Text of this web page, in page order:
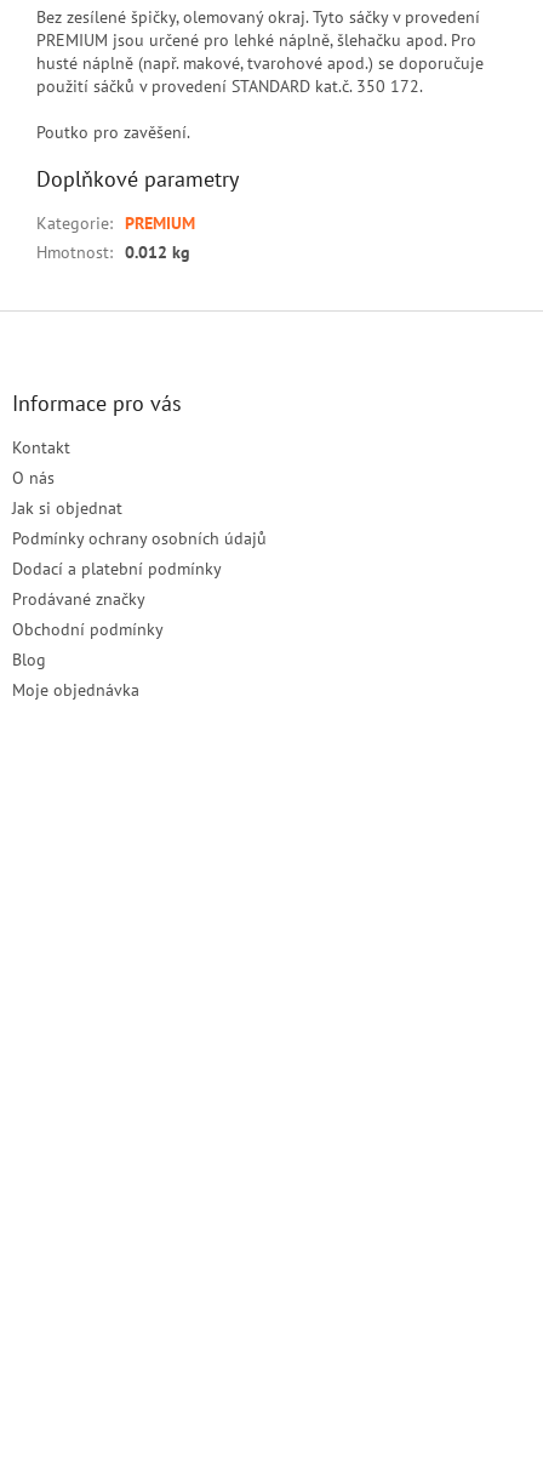
Bez zesílené špičky, olemovaný okraj. Tyto sáčky v provedení
PREMIUM jsou určené pro lehké náplně, šlehačku apod. Pro
husté náplně (např. makové, tvarohové apod.) se doporučuje
použití sáčků v provedení STANDARD kat.č. 350 172.
Poutko pro zavěšení.
Doplňkové parametry
Kategorie: PREMIUM
Hmotnost: 0.012 kg
Informace pro vás
Kontakt
O nás
Jak si objednat
Podmínky ochrany osobních údajů
Dodací a platební podmínky
Prodávané značky
Obchodní podmínky
Blog
Moje objednávka